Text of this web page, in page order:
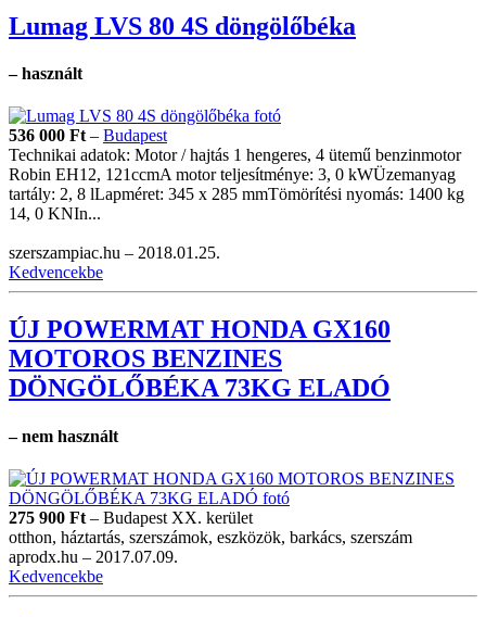
Lumag LVS 80 4S döngölőbéka
– használt
536 000 Ft – Budapest
Technikai adatok: Motor / hajtás 1 hengeres, 4 ütemű benzinmotor
Robin EH12, 121ccmA motor teljesítménye: 3, 0 kWÜzemanyag
tartály: 2, 8 lLapméret: 345 x 285 mmTömörítési nyomás: 1400 kg
14, 0 KNIn...
szerszampiac.hu – 2018.01.25.
Kedvencekbe
ÚJ POWERMAT HONDA GX160
MOTOROS BENZINES
DÖNGÖLŐBÉKA 73KG ELADÓ
– nem használt
275 900 Ft – Budapest XX. kerület
otthon, háztartás, szerszámok, eszközök, barkács, szerszám
aprodx.hu – 2017.07.09.
Kedvencekbe